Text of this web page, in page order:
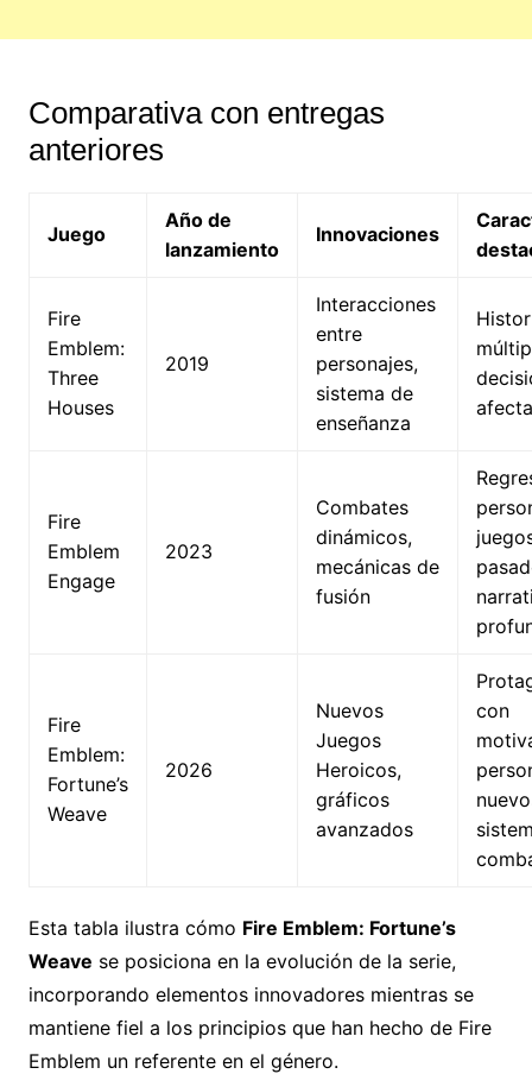
Comparativa con entregas
anteriores
Juego
Año de
lanzamiento
Innovaciones
Fire
Emblem:
Three
Houses
2019
Interacciones
entre
personajes,
sistema de
enseñanza
Fire
Emblem
Engage
2023
Combates
dinámicos,
mecánicas de
fusión
Fire
Emblem:
Fortune’s
Weave
2026
Nuevos
Juegos
Heroicos,
gráficos
avanzados
con
Esta tabla ilustra cómo Fire Emblem: Fortune’s
Weave se posiciona en la evolución de la serie,
incorporando elementos innovadores mientras se
mantiene fiel a los principios que han hecho de Fire
Emblem un referente en el género.